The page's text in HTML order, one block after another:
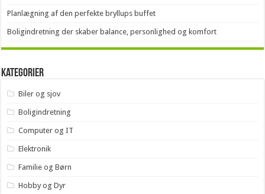
Planlægning af den perfekte bryllups buffet
Boligindretning der skaber balance, personlighed og komfort
Kategorier
Biler og sjov
Boligindretning
Computer og IT
Elektronik
Familie og Børn
Hobby og Dyr